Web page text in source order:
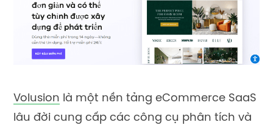
Volusion là một nền tảng eCommerce SaaS
lâu đời cung cấp các công cụ phân tích và